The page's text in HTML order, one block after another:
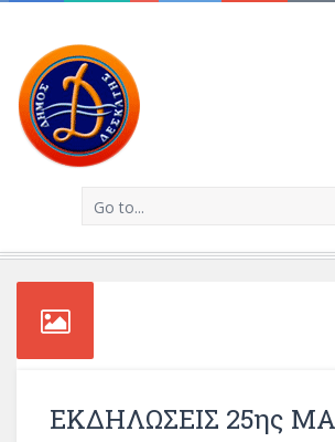
Go to...
ΕΚΔΗΛΩΣΕΙΣ 25ης